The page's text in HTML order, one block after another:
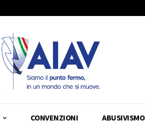
CONVENZIONI ABUSIVISMO